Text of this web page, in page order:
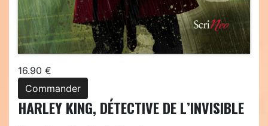
16.90 €
Commander
HARLEY KING, DÉTECTIVE DE L’INVISIBLE